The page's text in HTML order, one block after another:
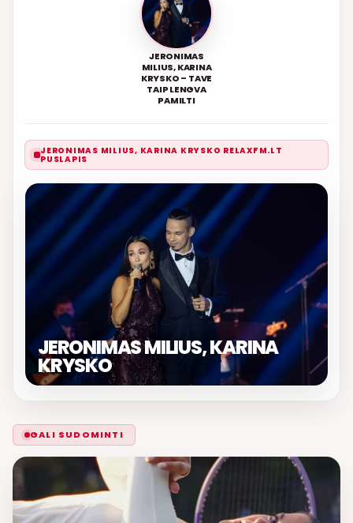
JERONIMAS
MILIUS, KARINA
KRYSKO – TAVE
TAIP LENGVA
PAMILTI
JERONIMAS MILIUS, KARINA KRYSKO RELAXFM.LT
PUSLAPIS
JERONIMAS MILIUS, KARINA
KRYSKO
GALI SUDOMINTI